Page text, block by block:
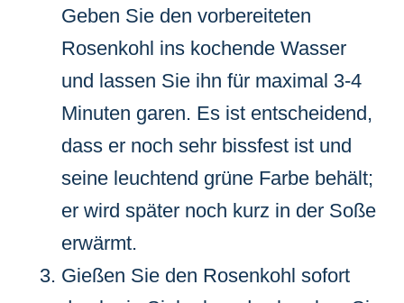
Geben Sie den vorbereiteten
Rosenkohl ins kochende Wasser
und lassen Sie ihn für maximal 3-4
Minuten garen. Es ist entscheidend,
dass er noch sehr bissfest ist und
seine leuchtend grüne Farbe behält;
er wird später noch kurz in der Soße
erwärmt.
Gießen Sie den Rosenkohl sofort